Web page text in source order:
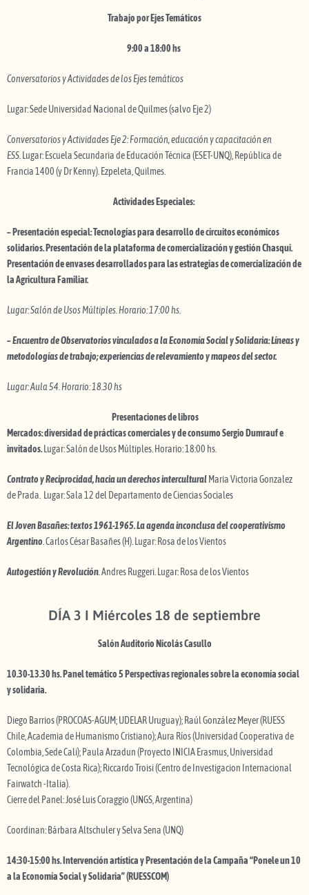
Trabajo por Ejes Temáticos
9:00 a 18:00 hs
Conversatorios y Actividades de los Ejes temáticos
Lugar: Sede Universidad Nacional de Quilmes (salvo Eje 2)
Conversatorios y Actividades Eje 2: Formación, educación y capacitación en
ESS. Lugar: Escuela Secundaria de Educación Técnica (ESET-UNQ), República de
Francia 1400 (y Dr Kenny). Ezpeleta, Quilmes.
Actividades Especiales:
– Presentación especial: Tecnologías para desarrollo de circuitos económicos
solidarios. Presentación de la plataforma de comercialización y gestión Chasqui.
Presentación de envases desarrollados para las estrategias de comercialización de
la Agricultura Familiar.
Lugar: Salón de Usos Múltiples. Horario: 17:00 hs.
– Encuentro de Observatorios vinculados a la Economía Social y Solidaria: Líneas y
metodologías de trabajo; experiencias de relevamiento y mapeos del sector.
Lugar: Aula 54. Horario: 18.30 hs
Presentaciones de libros
Mercados: diversidad de prácticas comerciales y de consumo Sergio Dumrauf e
invitados. Lugar: Salón de Usos Múltiples. Horario: 18:00 hs.
Contrato y Reciprocidad, hacia un derechos intercultural Maria Victoria Gonzalez
de Prada. Lugar: Sala 12 del Departamento de Ciencias Sociales
El Joven Basañes: textos 1961-1965. La agenda inconclusa del cooperativismo
Argentino . Carlos César Basañes (H). Lugar: Rosa de los Vientos
Autogestión y Revolución . Andres Ruggeri. Lugar: Rosa de los Vientos
DÍA 3 I Miércoles 18 de septiembre
Salón Auditorio Nicolás Casullo
10.30-13.30 hs. Panel temático 5 Perspectivas regionales sobre la economía social
y solidaria.
Diego Barrios (PROCOAS-AGUM; UDELAR Uruguay); Raúl González Meyer (RUESS
Chile, Academia de Humanismo Cristiano); Aura Ríos (Universidad Cooperativa de
Colombia, Sede Cali); Paula Arzadun (Proyecto INICIA Erasmus, Universidad
Tecnológica de Costa Rica); Riccardo Troisi (Centro de Investigacion Internacional
Fairwatch -Italia).
Cierre del Panel: José Luis Coraggio (UNGS, Argentina)
Coordinan: Bárbara Altschuler y Selva Sena (UNQ)
14:30-15:00 hs. Intervención artística y Presentación de la Campaña “Ponele un 10
a la Economía Social y Solidaria” (RUESSCOM)